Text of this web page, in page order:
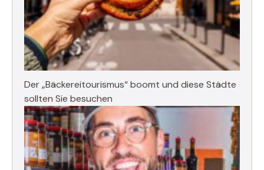
Der „Bäckereitourismus“ boomt und diese Städte
sollten Sie besuchen